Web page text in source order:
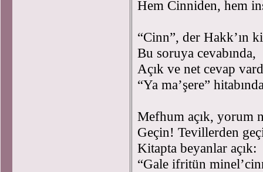
Hem Cinniden, hem
“Cinn”, der Hakk’ın
Bu soruya cevabında,
Açık ve net cevap
“Ya ma’şere”
Mefhum açık, yorum
Geçin! Tevillerden
Kitapta beyanlar açık:
“Gale ifritün